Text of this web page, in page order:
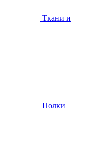
Ткани и
Полки